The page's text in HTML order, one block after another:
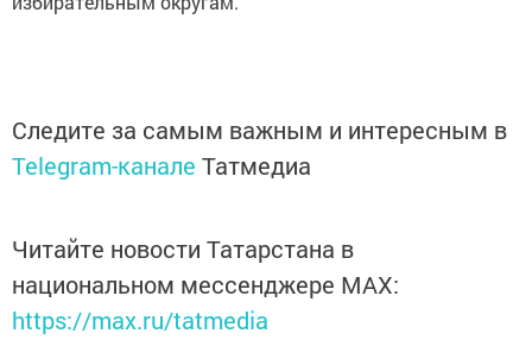
Следите за самым важным и интересным в
Telegram-канале Татмедиа
Читайте новости Татарстана в
национальном мессенджере MАХ:
https://max.ru/tatmedia